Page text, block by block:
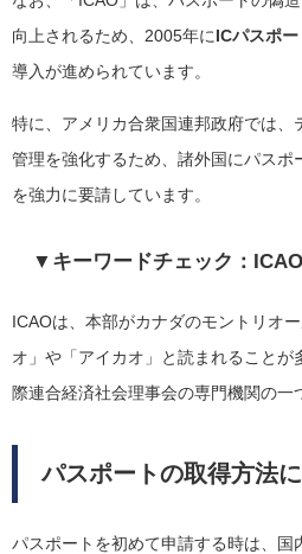
向上されるため、2005年に ICパスポー
導入が進められています。
特に、アメリカ合衆国連邦政府では、
管理を強化するため、諸外国にパスポ
を強力に要請しています。
▼キーワードチェック：
ICAOは、本部がカナダのモントリオ
オ」や「アイカオ」と読まれることが
際連合経済社会理事会の専門機関の一
パスポートの取得方法
パスポートを初めて申請する時は、国